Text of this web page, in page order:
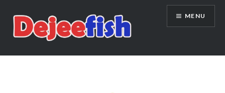
content
DEJEEFISH | PRODUSEN BENIH
MENU